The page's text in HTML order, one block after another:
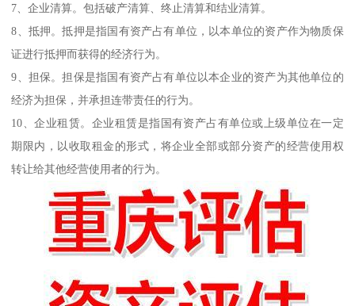
7、企业清算。包括破产清算、终止清算和结业清算。
8、抵押。抵押是指国有资产占有单位，以本单位的资产作为物质保
证进行抵押而获得的经济行为。
9、担保。担保是指国有资产占有单位以本企业的资产为其他单位的
经济为担保，并承担连带责任的行为。
10、企业租赁。企业租赁是指国有资产占有单位或上级单位在一定
期限内，以收取租金的形式，将企业全部或部分资产的经营使用权
转让给其他经营使用者的行为。